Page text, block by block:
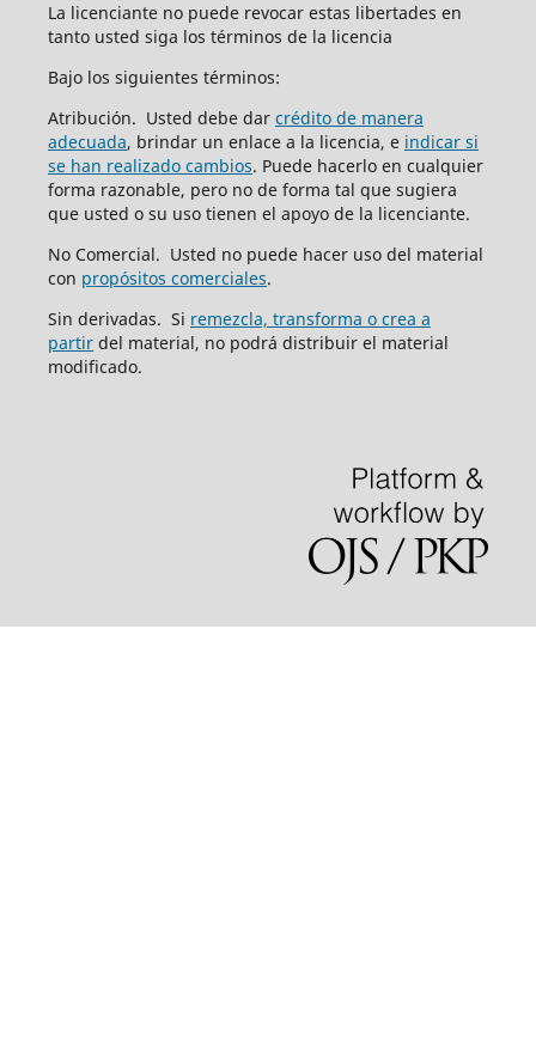
La licenciante no puede revocar estas libertades en
tanto usted siga los términos de la licencia
Bajo los siguientes términos:
Atribución. Usted debe dar crédito de manera
adecuada, brindar un enlace a la licencia, e indicar si
se han realizado cambios. Puede hacerlo en cualquier
forma razonable, pero no de forma tal que sugiera
que usted o su uso tienen el apoyo de la licenciante.
No Comercial. Usted no puede hacer uso del material
con propósitos comerciales.
Sin derivadas. Si remezcla, transforma o crea a
partirdel material, no podrá distribuir el material
modificado.